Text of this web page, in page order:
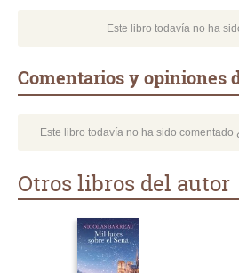
Este libro todavía no ha
Comentarios y opiniones
Este libro todavía no ha sido comentado
Otros libros del autor